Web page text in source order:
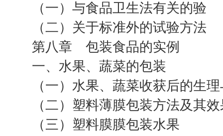
（一）与食品卫生法有关的验
（二）关于标准外的试验方法
第八章 包装食品的实例
一、水果、蔬菜的包装
（一）水果、蔬菜收获后的生
（二）塑料薄膜包装方法及其
（三）塑料膜膜包装水果